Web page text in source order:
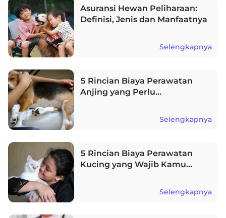
Asuransi Hewan Peliharaan:
Definisi, Jenis dan Manfaatnya
Selengkapnya
5 Rincian Biaya Perawatan
Anjing yang Perlu
Selengkapnya
5 Rincian Biaya Perawatan
Kucing yang Wajib Kamu
Selengkapnya